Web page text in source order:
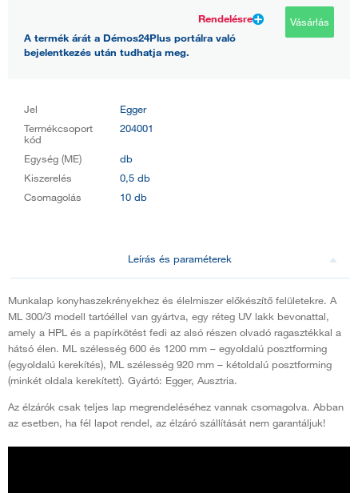
Rendelésre
A termék árát a Démos24Plus portálra való
bejelentkezés után tudhatja meg.
Vásárlás
Jel
Egger
Termékcsoport
kód
204001
Egység (ME)
db
Kiszerelés
0,5 db
Csomagolás
10 db
Leírás és paraméterek
Munkalap konyhaszekrényekhez és élelmiszer előkészítő felületekre. A
ML 300/3 modell tartóéllel van gyártva, egy réteg UV lakk bevonattal,
amely a HPL és a papírkötést fedi az alsó részen olvadó ragasztékkal a
hátsó élen. ML szélesség 600 és 1200 mm – egyoldalú posztforming
(egyoldalú kerekítés), ML szélesség 920 mm – kétoldalú posztforming
(minkét oldala kerekített). Gyártó: Egger, Ausztria.
Az élzárók csak teljes lap megrendeléséhez vannak csomagolva. Abban
az esetben, ha fél lapot rendel, az élzáró szállítását nem garantáljuk!